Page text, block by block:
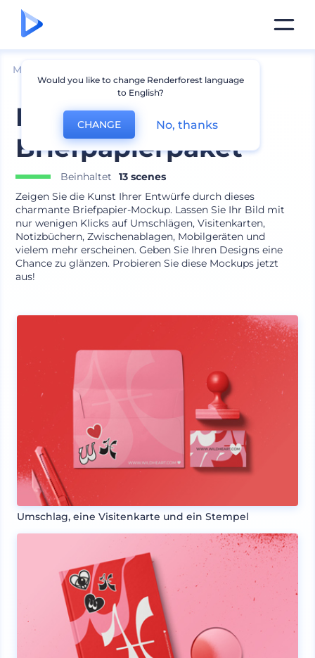
Mockups
Einfarbiges
Briefpapierpaket
Beinhaltet
13 scenes
Zeigen Sie die Kunst Ihrer Entwürfe durch dieses
charmante Briefpapier-Mockup. Lassen Sie Ihr Bild mit
nur wenigen Klicks auf Umschlägen, Visitenkarten,
Notizbüchern, Zwischenablagen, Mobilgeräten und
vielem mehr erscheinen. Geben Sie Ihren Designs eine
Chance zu glänzen. Probieren Sie diese Mockups jetzt
aus!
Umschlag, eine Visitenkarte und ein Stempel
Would you like to change Renderforest language
to English?
CHANGE No, thanks